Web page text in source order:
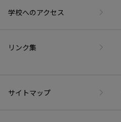
学校へのアクセス
リンク集
サイトマップ